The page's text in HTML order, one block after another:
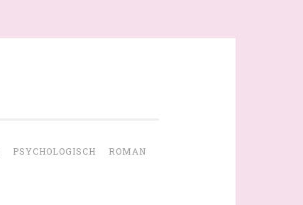
PSYCHOLOGISCH ROMAN